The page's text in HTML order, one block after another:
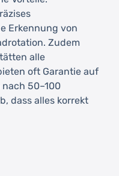
Erkennung von
Zudem
alle
oft Garantie auf
50–100
dass alles korrekt